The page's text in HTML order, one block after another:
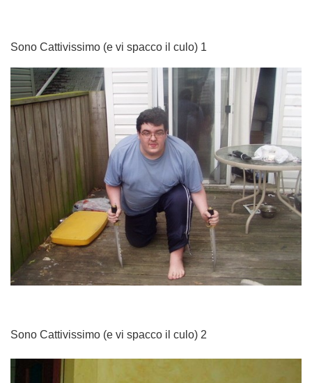
Sono Cattivissimo (e vi spacco il culo) 1
Sono Cattivissimo (e vi spacco il culo) 2